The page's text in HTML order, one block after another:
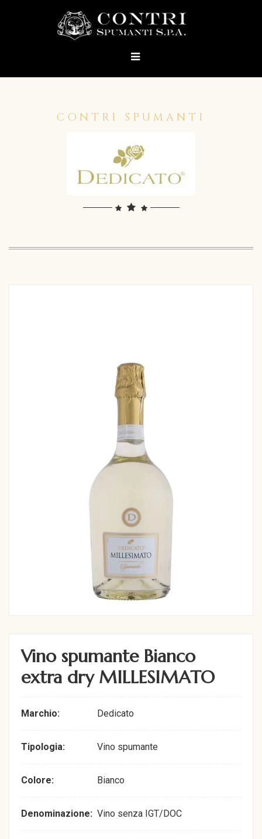
CONTRI SPUMANTI
Vino spumante Bianco
extra dry MILLESIMATO
Marchio: Dedicato
Tipologia: Vino spumante
Colore: Bianco
Denominazione: Vino senza IGT/DOC